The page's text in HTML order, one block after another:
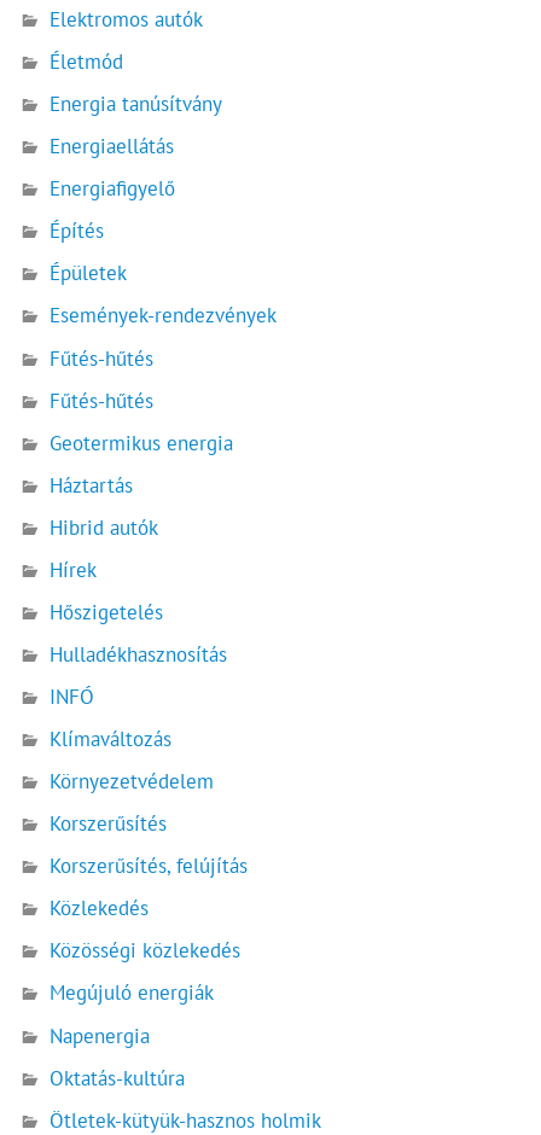
Elektromos autók
Életmód
Energia tanúsítvány
Energiaellátás
Energiafigyelő
Építés
Épületek
Események-rendezvények
Fűtés-hűtés
Fűtés-hűtés
Geotermikus energia
Háztartás
Hibrid autók
Hírek
Hőszigetelés
Hulladékhasznosítás
INFÓ
Klímaváltozás
Környezetvédelem
Korszerűsítés
Korszerűsítés, felújítás
Közlekedés
Közösségi közlekedés
Megújuló energiák
Napenergia
Oktatás-kultúra
Ötletek-kütyük-hasznos holmik